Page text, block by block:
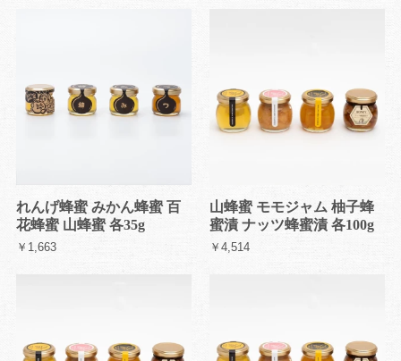
れんげ蜂蜜 みかん蜂蜜 百
花蜂蜜 山蜂蜜 各35g
￥1,663
山蜂蜜 モモジャム 柚子蜂
蜜漬 ナッツ蜂蜜漬 各100g
￥4,514